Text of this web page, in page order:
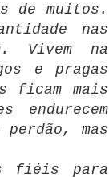
de muitos.
nas
Vivem na
e pragas
ficam mais
mas
fiéis para